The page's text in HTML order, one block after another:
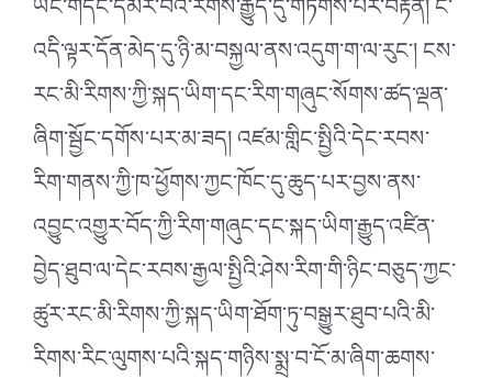
ཡང་གདོང་དམར་བའི་རིགས་རྒྱུད་དུ་གཏོགས་པར་བརྟེན། ང་
འདི་ལྟར་དོན་མེད་དུ་ཉི་མ་བསྐྱལ་ནས་འདུག་ག་ལ་རུང༌། ངས་
རང་མི་རིགས་ཀྱི་སྐད་ཡིག་དང་རིག་གཞུང་སོགས་ཚད་ལྡན་
ཞིག་སྦྱོང་དགོས་པར་མ་ཟད། འཛམ་གླིང་སྤྱིའི་དེང་རབས་
རིག་གནས་ཀྱི་ཁ་ཕྱོགས་ཀྱང་ཁོང་དུ་ཆུད་པར་བྱས་ནས་
འབྱུང་འགྱུར་བོད་ཀྱི་རིག་གཞུང་དང་སྐད་ཡིག་རྒྱུད་འཛིན་
བྱེད་ཐུབ་ལ་དེང་རབས་རྒྱལ་སྤྱིའི་ཤེས་རིག་གི་ཉིང་བཅུད་ཀྱང་
ཚུར་རང་མི་རིགས་ཀྱི་སྐད་ཡིག་ཐོག་ཏུ་བསྒྱུར་ཐུབ་པའི་མི་
རིགས་རིང་ལུགས་པའི་སྐད་གཉིས་སྨྲ་བ་ངོ་མ་ཞིག་ཆགས་